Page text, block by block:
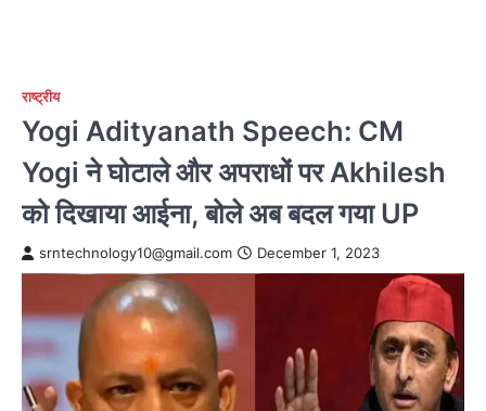
राष्ट्रीय
Yogi Adityanath Speech: CM
Yogi ने घोटाले और अपराधों पर Akhilesh
को दिखाया आईना, बोले अब बदल गया UP
srntechnology10@gmail.com December 1, 2023